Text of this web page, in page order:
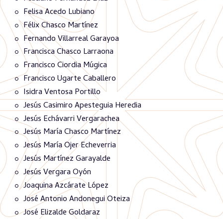
Felisa Acedo Lubiano
Félix Chasco Martínez
Fernando Villarreal Garayoa
Francisca Chasco Larraona
Francisco Ciordia Múgica
Francisco Ugarte Caballero
Isidra Ventosa Portillo
Jesús Casimiro Apesteguia Heredia
Jesús Echávarri Vergarachea
Jesús María Chasco Martínez
Jesús María Ojer Echeverria
Jesús Martínez Garayalde
Jesús Vergara Oyón
Joaquina Azcárate López
José Antonio Andonegui Oteiza
José Elizalde Goldaraz